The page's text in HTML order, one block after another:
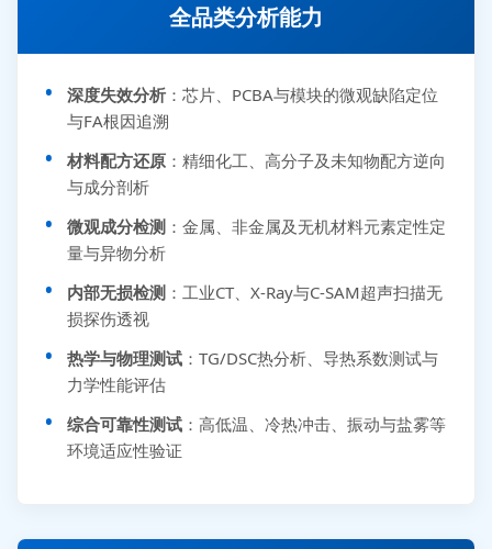
全品类分析能力
深度失效分析 ：芯片、PCBA与模块的微观缺陷定位
与FA根因追溯
材料配方还原 ：精细化工、高分子及未知物配方逆向
与成分剖析
微观成分检测 ：金属、非金属及无机材料元素定性定
量与异物分析
内部无损检测 ：工业CT、X-Ray与C-SAM超声扫描无
损探伤透视
热学与物理测试 ：TG/DSC热分析、导热系数测试与
力学性能评估
综合可靠性测试 ：高低温、冷热冲击、振动与盐雾等
环境适应性验证